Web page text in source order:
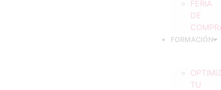
FERIA
DE
FORMACIÓN
TU